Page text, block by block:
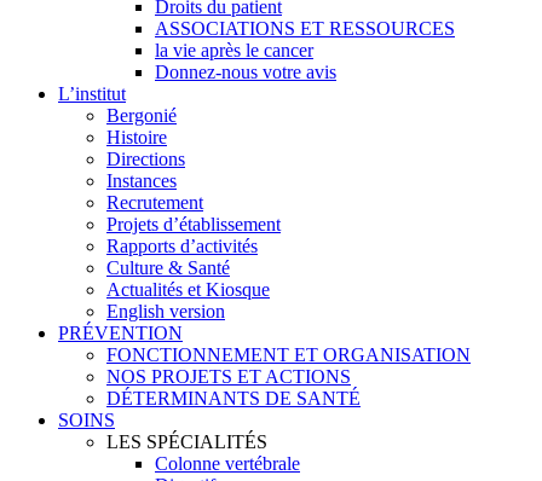
Droits du patient
ASSOCIATIONS ET RESSOURCES
la vie après le cancer
Donnez-nous votre avis
L’institut
Bergonié
Histoire
Directions
Instances
Recrutement
Projets d’établissement
Rapports d’activités
Culture & Santé
Actualités et Kiosque
English version
PRÉVENTION
FONCTIONNEMENT ET ORGANISATION
NOS PROJETS ET ACTIONS
DÉTERMINANTS DE SANTÉ
SOINS
LES SPÉCIALITÉS
Colonne vertébrale